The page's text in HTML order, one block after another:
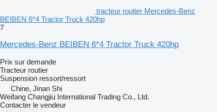
tracteur routier Mercedes-Benz
BEIBEN 6*4 Tractor Truck 420hp
7
Mercedes-Benz BEIBEN 6*4 Tractor Truck 420hp
Prix sur demande
Tracteur routier
Suspension ressort/ressort
Chine, Jinan Shi
Weifang Changjiu International Trading Co., Ltd.
Contacter le vendeur